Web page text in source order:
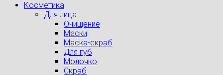
Косметика
Для лица
Очищение
Маски
Маска-скраб
Для губ
Молочко
Скраб